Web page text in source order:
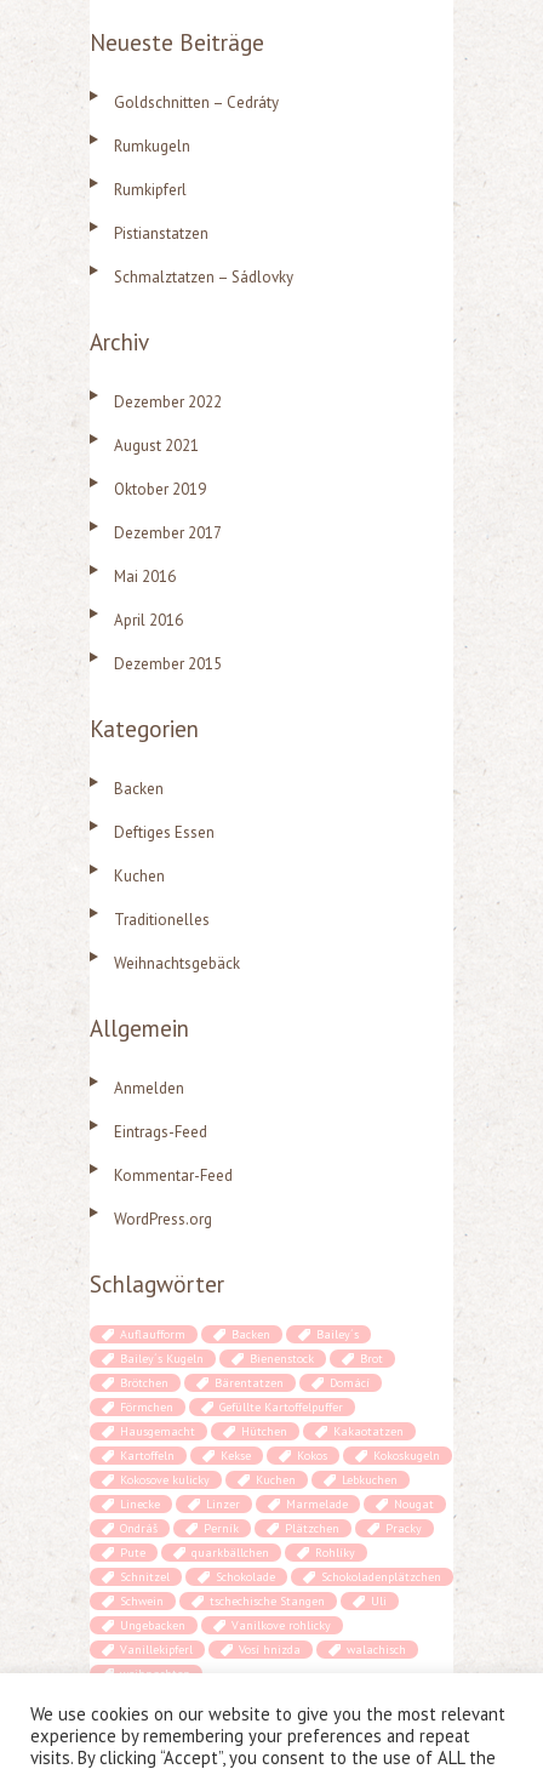
c
n
a
c
Neueste Beiträge
Goldschnitten – Cedráty
Rumkugeln
Rumkipferl
Pistianstatzen
Schmalztatzen – Sádlovky
Archiv
Dezember 2022
August 2021
Oktober 2019
Dezember 2017
Mai 2016
April 2016
Dezember 2015
Kategorien
Backen
Deftiges Essen
Kuchen
Traditionelles
Weihnachtsgebäck
Allgemein
Anmelden
Eintrags-Feed
Kommentar-Feed
WordPress.org
Schlagwörter
Auflaufform Backen
Bailey´s
Bailey´s Kugeln
Bienenstock
Brot
Brötchen
Bärentatzen
Domácí
Förmchen
Gefüllte Kartoffelpuffer
Hausgemacht
Hütchen
Kakaotatzen
Kartoffeln
Kekse Kokos
Kokoskugeln
Kokosove kulicky
Kuchen
Lebkuchen
Linecke
Linzer Marmelade
Nougat
Ondráš
Perník Plätzchen
Pracky
Pute
quarkbällchen
Rohlíky
Schnitzel
Schokolade
Schokoladenplätzchen
Schwein
tschechische Stangen
Uli
Ungebacken
Vanilkove rohlicky
Vanillekipferl
Vosí hnizda
walachisch
weihnachten
We use cookies on our website to give you the most relevant
experience by remembering your preferences and repeat
visits. By clicking “Accept”, you consent to the use of ALL the